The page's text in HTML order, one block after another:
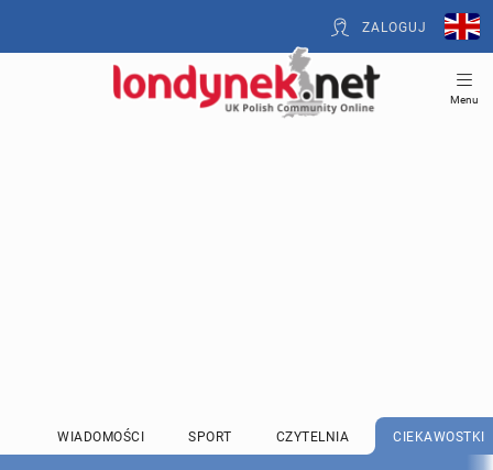
ZALOGUJ
Menu
WIADOMOŚCI SPORT CZYTELNIA CIEKAWOSTKI